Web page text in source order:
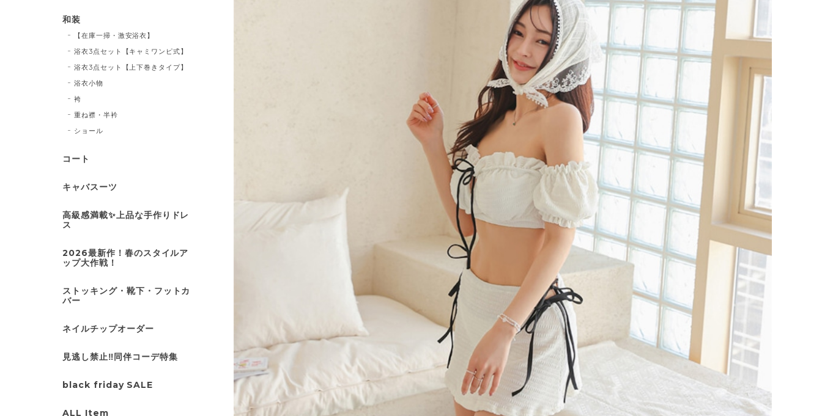
和装
【在庫一掃・激安浴衣】
浴衣3点セット【キャミワンピ式】
浴衣3点セット【上下巻きタイプ】
浴衣小物
袴
重ね襟・半衿
ショール
コート
キャバスーツ
高級感満載✨上品な手作りドレ
ス
2026最新作！春のスタイルア
ップ大作戦！
ストッキング・靴下・フットカ
バー
ネイルチップオーダー
見逃し禁止‼同伴コーデ特集
black friday SALE
ALL Item